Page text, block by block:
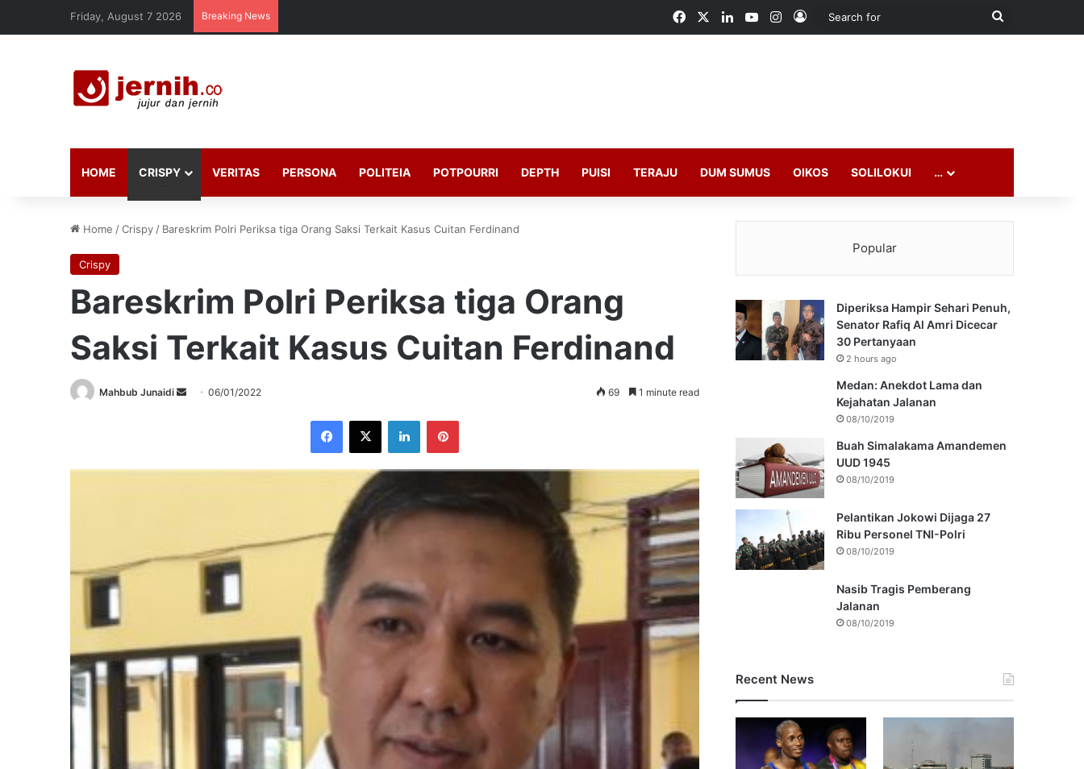
Friday, August 7 2026 Breaking News FacebookLinkedInYouTubeInstagram
Log In
Search
HOME CRISPY VERITAS PERSONA POLITEIA POTPOURRI DEPTH PUISI TERAJU DUM SUMUS OIKOS SOLILOKUI …
Home /Crispy / Bareskrim Polri Periksa tiga Orang Saksi Terkait Kasus Cuitan Ferdinand
Crispy
Bareskrim Polri Periksa tiga Orang
Saksi Terkait Kasus Cuitan Ferdinand
Mahbub Junaidi
Send06/01/2022 69 1 minute read
Facebook
X LinkedInPinterest
Popular
Diperiksa Hampir Sehari Penuh,
Senator Rafiq Al Amri Dicecar
30 Pertanyaan
2 hours ago
Medan: Anekdot Lama dan
Kejahatan Jalanan
08/10/2019
Buah Simalakama Amandemen
UUD 1945
08/10/2019
Pelantikan Jokowi Dijaga 27
Ribu Personel TNI-Polri
08/10/2019
Nasib Tragis Pemberang
Jalanan
08/10/2019
Recent News